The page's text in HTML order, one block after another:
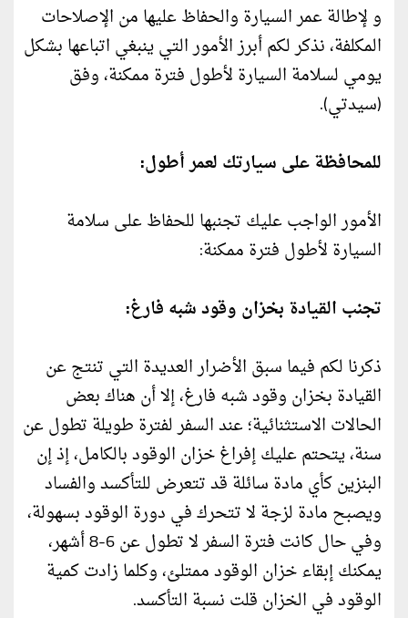
و لإطالة عمر السيارة والحفاظ عليها من الإصلاحات
المكلفة، نذكر لكم أبرز الأمور التي ينبغي اتباعها بشكل
يومي لسلامة السيارة لأطول فترة ممكنة، وفق
(سيدتي).
للمحافظة على سيارتك لعمر أطول:
الأمور الواجب عليك تجنبها للحفاظ على سلامة
السيارة لأطول فترة ممكنة:
تجنب القيادة بخزان وقود شبه فارغ:
ذكرنا لكم فيما سبق الأضرار العديدة التي تنتج عن
القيادة بخزان وقود شبه فارغ، إلا أن هناك بعض
الحالات الاستثنائية؛ عند السفر لفترة طويلة تطول عن
سنة، يتحتم عليك إفراغ خزان الوقود بالكامل، إذ إن
البنزين كأي مادة سائلة قد تتعرض للتأكسد والفساد
ويصبح مادة لزجة لا تتحرك في دورة الوقود بسهولة،
وفي حال كانت فترة السفر لا تطول عن 6-8 أشهر،
يمكنك إبقاء خزان الوقود ممتلئ، وكلما زادت كمية
الوقود في الخزان قلت نسبة التأكسد.